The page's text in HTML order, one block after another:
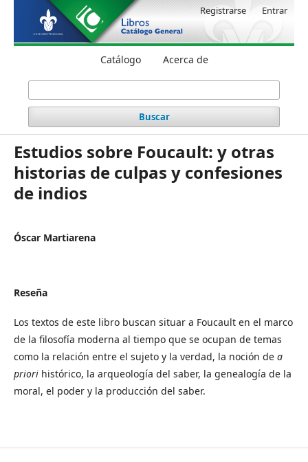
Catálogo Acerca de
Buscar
Registrarse Entrar
Estudios sobre Foucault: y otras
historias de culpas y confesiones
de indios
Óscar Martiarena
Reseña
Los textos de este libro buscan situar a Foucault en el marco
de la filosofía moderna al tiempo que se ocupan de temas
como la relación entre el sujeto y la verdad, la noción de a
priori histórico, la arqueología del saber, la genealogía de la
moral, el poder y la producción del saber.